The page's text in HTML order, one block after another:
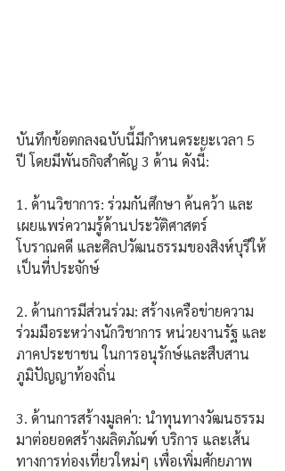
บันทึกข้อตกลงฉบับนี้มีกำหนดระยะเวลา 5
ปี โดยมีพันธกิจสำคัญ 3 ด้าน ดังนี้:
1. ด้านวิชาการ: ร่วมกันศึกษา ค้นคว้า และ
เผยแพร่ความรู้ด้านประวัติศาสตร์
โบราณคดี และศิลปวัฒนธรรมของสิงห์บุรีให้
เป็นที่ประจักษ์
2. ด้านการมีส่วนร่วม: สร้างเครือข่ายความ
ร่วมมือระหว่างนักวิชาการ หน่วยงานรัฐ และ
ภาคประชาชน ในการอนุรักษ์และสืบสาน
ภูมิปัญญาท้องถิ่น
3. ด้านการสร้างมูลค่า: นำทุนทางวัฒนธรรม
มาต่อยอดสร้างผลิตภัณฑ์ บริการ และเส้น
ทางการท่องเที่ยวใหม่ๆ เพื่อเพิ่มศักยภาพ